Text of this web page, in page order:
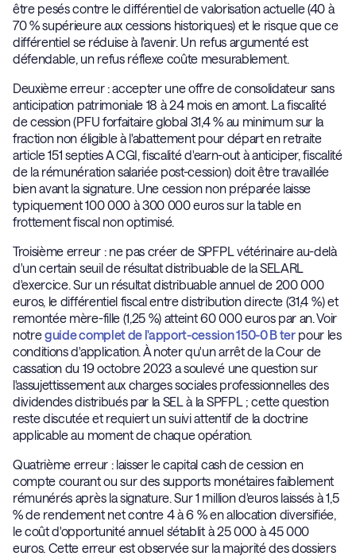
être pesés contre le différentiel de valorisation actuelle (40 à
70 % supérieure aux cessions historiques) et le risque que ce
différentiel se réduise à l'avenir. Un refus argumenté est
défendable, un refus réflexe coûte mesurablement.
Deuxième erreur : accepter une offre de consolidateur sans
anticipation patrimoniale 18 à 24 mois en amont. La fiscalité
de cession (PFU forfaitaire global 31,4 % au minimum sur la
fraction non éligible à l'abattement pour départ en retraite
article 151 septies A CGI, fiscalité d'earn-out à anticiper, fiscalité
de la rémunération salariée post-cession) doit être travaillée
bien avant la signature. Une cession non préparée laisse
typiquement 100 000 à 300 000 euros sur la table en
frottement fiscal non optimisé.
Troisième erreur : ne pas créer de SPFPL vétérinaire au-delà
d'un certain seuil de résultat distribuable de la SELARL
d'exercice. Sur un résultat distribuable annuel de 200 000
euros, le différentiel fiscal entre distribution directe (31,4 %) et
remontée mère-fille (1,25 %) atteint 60 000 euros par an. Voir
notreguide complet de l'apport-cession 150-0 B terpour les
conditions d'application. À noter qu'un arrêt de la Cour de
cassation du 19 octobre 2023 a soulevé une question sur
l'assujettissement aux charges sociales professionnelles des
dividendes distribués par la SEL à la SPFPL ; cette question
reste discutée et requiert un suivi attentif de la doctrine
applicable au moment de chaque opération.
Quatrième erreur : laisser le capital cash de cession en
compte courant ou sur des supports monétaires faiblement
rémunérés après la signature. Sur 1 million d'euros laissés à 1,5
% de rendement net contre 4 à 6 % en allocation diversifiée,
le coût d'opportunité annuel s'établit à 25 000 à 45 000
euros. Cette erreur est observée sur la majorité des dossiers